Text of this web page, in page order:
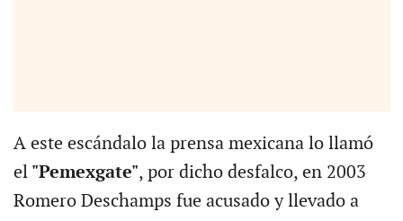
A este escándalo la prensa mexicana lo llamó
el"Pemexgate", por dicho desfalco, en 2003
Romero Deschamps fue acusado y llevado a